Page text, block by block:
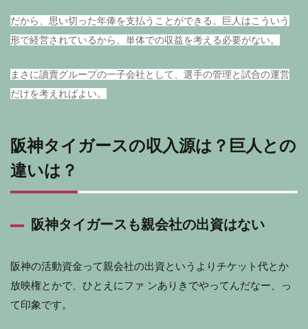
だから、思い切った年俸を支払うことができる。 巨人はこういう
形で経営されているから、単体での収益を考える必要がない。
まさに讀賣グループの一子会社として、選手の管理と試合の運営
だけを考えればよい。
阪神タイガースの収入源は？巨人との
違いは？
阪神タイガースも親会社の出資はない
阪神の活動資金って親会社の出資というよりチケット代とか
放映権とかで、ひとえにファ ンありきでやってんだなー、っ
て印象です。